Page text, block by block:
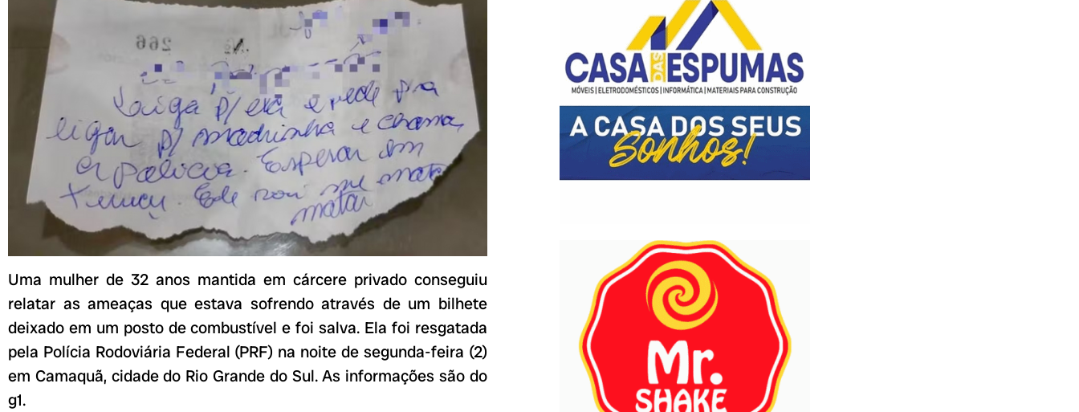
Uma mulher de 32 anos mantida em cárcere privado conseguiu
relatar as ameaças que estava sofrendo através de um bilhete
deixado em um posto de combustível e foi salva. Ela foi resgatada
pela Polícia Rodoviária Federal (PRF) na noite de segunda-feira (2)
em Camaquã, cidade do Rio Grande do Sul. As informações são do
g1.